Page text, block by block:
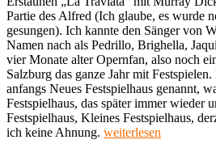
Partie des Alfred (Ich glaube, es wurde
gesungen). Ich kannte den Sänger von
Namen nach als Pedrillo, Brighella,
vier Monate alter Opernfan, also noch
Salzburg das ganze Jahr mit
anfangs Neues Festspielhaus genannt,
Festspielhaus, das später immer wieder
Festspielhaus, Kleines Festspielhaus,
ich keine Ahnung. „Verachtet
weiterlesen